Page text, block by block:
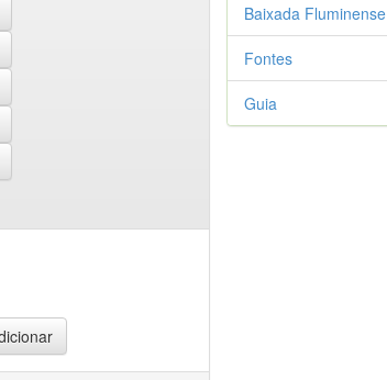
Baixada Fluminense
Fontes
Guia